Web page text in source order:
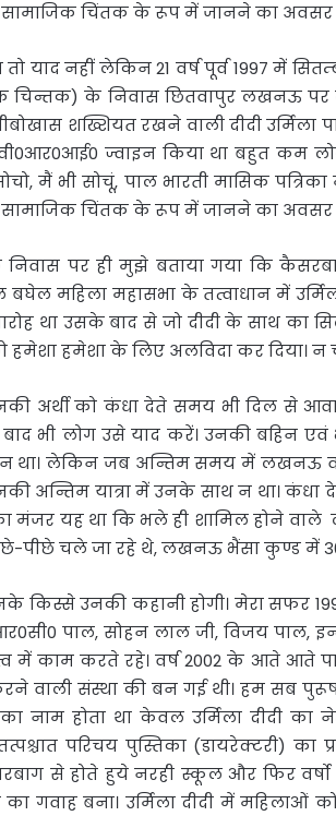
सामाजिक चिंतक के रूप में जानने का अवसर
याद नहीं लेकिन 21 वर्ष पूर्व 1997 में
चिन्तक) के निवास छितवापुर लखनऊ पर
शख्शियत रखने वाली दीदी
ज्वाइन किया था बहुत कम
मैं भी सोचूं, पाल भारती मासिक पत्रिका
सामाजिक चिंतक के रूप में जानने का अवसर
निवास पर ही मुझे बताया गया कि
बघेल महिला महासभा के तत्वाधान में
था उसके बाद से जो दीदी के साथ का
हमेशा के लिए अलविदा कर दिया। न
अर्थी को कंधा देते समय भी दिल से
भी लोग उसे याद करें। उनकी बहिन
न था। लेकिन जब अन्तिम समय में लखनऊ
अन्तिम यात्रा में उनके साथ न था। कंधा
का मंजर यह था कि भले ही शामिल होने
पीछे चले जा रहे थे, लखनऊ भैंसा कुण्ड में 30
किस्से उनकी कहानी होगी। मेरा सफर
पाल, सोहन लाल जी, विजय पाल,
काम करते रहे। वर्ष 2002 के आते आते
वाली संस्था की बन गई थी। हम सब
नाम होता था केवल उर्मिला दीदी का
परिचय पुस्तिका (डायरेक्टरी)
से होते हुये नरही स्कूल और फिर
का गवाह बना। उर्मिला दीदी में